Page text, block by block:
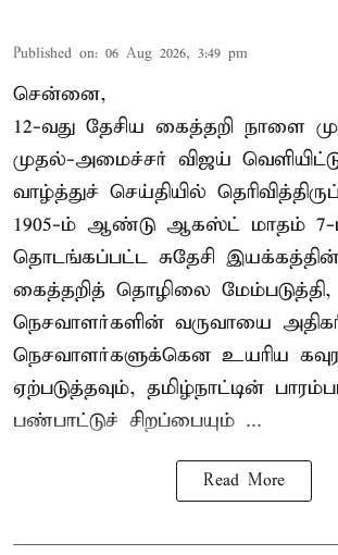
Published on: 06 Aug 2026, 3:49 pm
சென்னை,
12-வது தேசிய கைத்தறி நாளை
முதல்-அமைச்சர் விஜய்
வாழ்த்துச் செய்தியில்
1905-ம் ஆண்டு ஆகஸ்ட் மாதம் 7-
தொடங்கப்பட்ட சுதேசி
கைத்தறித் தொழிலை மேம்படுத்தி,
நெசவாளர்களின் வருவாயை
நெசவாளர்களுக்கென உயரிய
ஏற்படுத்தவும், தமிழ்நாட்டின்
பண்பாட்டுச் சிறப்பையும் ...
Read More